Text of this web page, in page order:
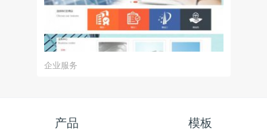
企业服务
产品 模板